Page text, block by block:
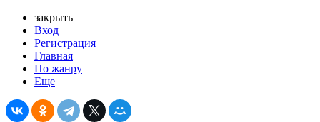
закрыть
Вход
Регистрация
Главная
По жанру
Еще